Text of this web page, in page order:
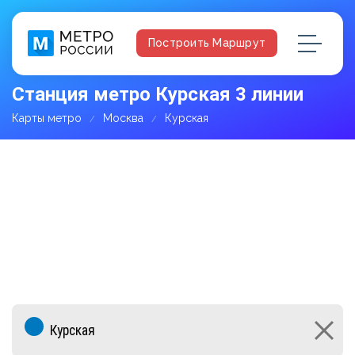
Построить Маршрут
Станция метро Курская 3 линии
Карты метро Москва Курская